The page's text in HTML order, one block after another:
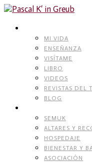
Skip
content
MI VIDA
ENSEÑANZA
VISÍTAME
LIBRO
VIDEOS
REVISTAS DEL
BLOG
SEMUK
ALTARES Y
HOSPEDAJE
BIENESTAR Y
ASOCIACIÓN